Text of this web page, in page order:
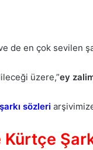
de en çok sevilen
üzere,”ey
sözleri
Kürtçe